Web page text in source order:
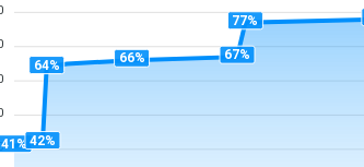
41%42%
64% 66% 67%
77%